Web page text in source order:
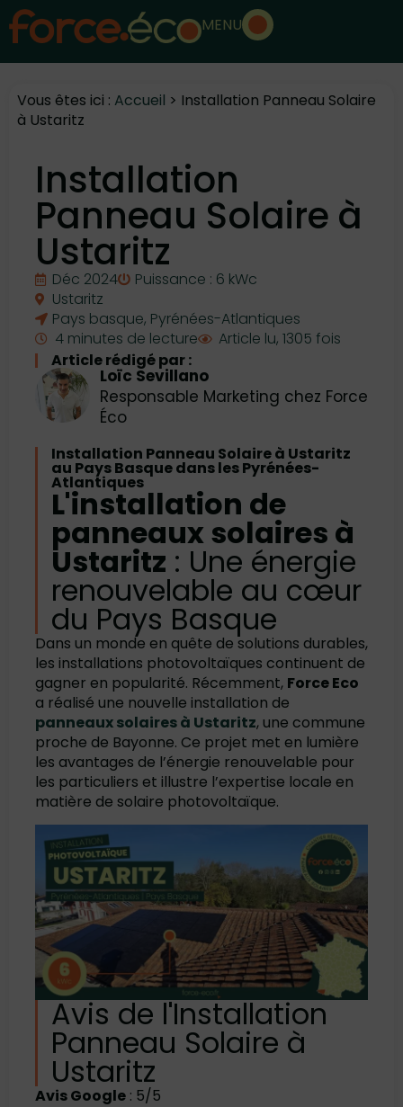
MENU
Vous êtes ici : Accueil > Installation Panneau Solaire
à Ustaritz
Installation
Panneau Solaire à
Ustaritz
Déc 2024
Puissance : 6 kWc
Ustaritz
Pays basque, Pyrénées-Atlantiques
4 minutes de lecture
Article lu, 1305 fois
Article rédigé par :
Loïc Sevillano
Responsable Marketing chez Force
Éco
Installation Panneau Solaire à Ustaritz
au Pays Basque dans les Pyrénées-
Atlantiques
L'installation de
panneaux solaires à
Ustaritz : Une énergie
renouvelable au cœur
du Pays Basque
Dans un monde en quête de solutions durables,
les installations photovoltaïques continuent de
gagner en popularité. Récemment, Force Eco
a réalisé une nouvelle installation de
panneaux solaires à Ustaritz, une commune
proche de Bayonne. Ce projet met en lumière
les avantages de l’énergie renouvelable pour
les particuliers et illustre l’expertise locale en
matière de solaire photovoltaïque.
Avis de l'Installation
Panneau Solaire à
Ustaritz
Avis Google: 5/5